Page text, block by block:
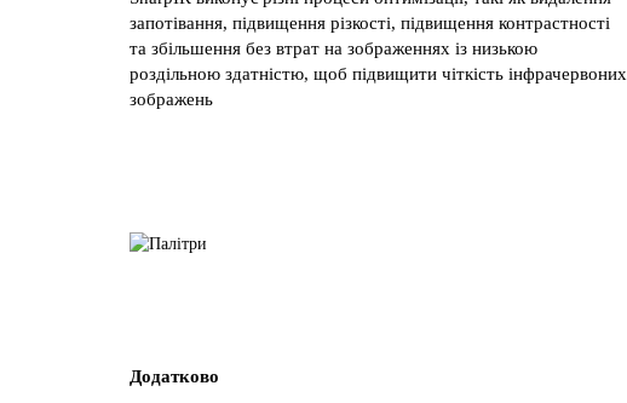
запотівання, підвищення різкості, підвищення контрастності
та збільшення без втрат на зображеннях із низькою
роздільною здатністю, щоб підвищити чіткість інфрачервоних
зображень
Додатково